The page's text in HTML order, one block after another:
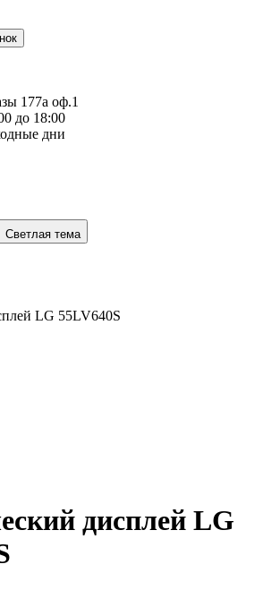
177а оф.1
до 18:00
дни
Светлая тема
LG 55LV640S
дисплей LG